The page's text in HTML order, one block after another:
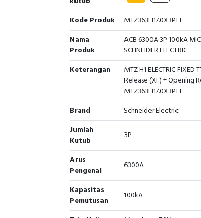
Kode Produk
MTZ363H17.0X3PEF
Nama
Produk
ACB 6300A 3P 100kA
SCHNEIDER ELECTRIC
Keterangan
MTZ H1 ELECTRIC
Release (XF) + Opening
MTZ363H17.0X3PEF
Brand
Schneider Electric
Jumlah
Kutub
3P
Arus
Pengenal
6300A
Kapasitas
Pemutusan
100kA